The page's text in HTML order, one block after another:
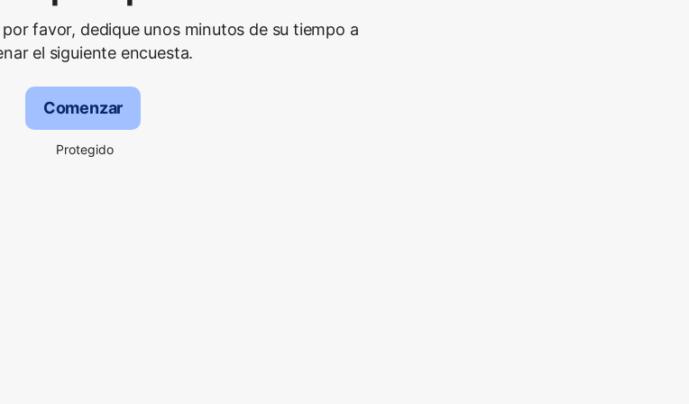
favor, dedique unos minutos de su tiempo a
el siguiente encuesta.
Comenzar
Protegido